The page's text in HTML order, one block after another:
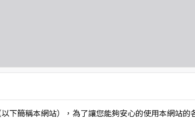
下簡稱本網站），為了讓您能夠安心的使用本網站